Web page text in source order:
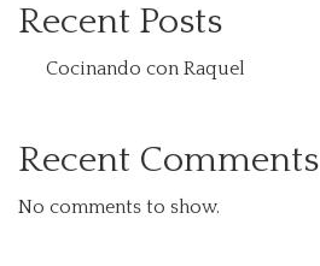
Recent Posts
Cocinando con Raquel
Recent Comments
No comments to show.